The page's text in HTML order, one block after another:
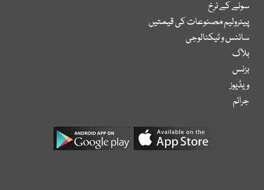
سونے کے نرخ
پیٹرولیم مصنوعات کی قیمتیں
سائنس و ٹیکنالوجی
بلاگ
بزنس
ویڈیوز
جرائم